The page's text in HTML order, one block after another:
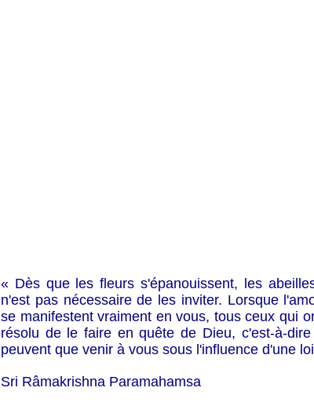
« Dès que les fleurs s'épanouissent, les
n'est pas nécessaire de les inviter. Lorsque
se manifestent vraiment en vous, tous ceux qui
résolu de le faire en quête de Dieu, c'est-à-
peuvent que venir à vous sous l'influence d'une
Sri Râmakrishna Paramahamsa